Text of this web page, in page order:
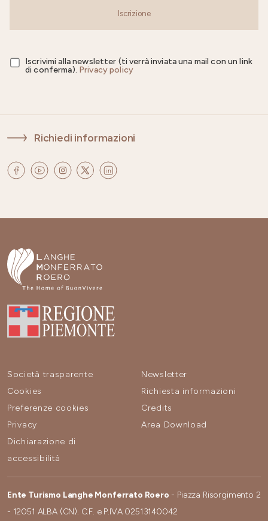
Iscrizione
Iscrivimi alla newsletter (ti verrà inviata una mail con un link
di conferma). Privacy policy
Richiedi informazioni
Società trasparente
Cookies
Preferenze cookies
Privacy
Dichiarazione di
accessibilità
Newsletter
Richiesta informazioni
Credits
Area Download
Ente Turismo Langhe Monferrato Roero - Piazza Risorgimento 2
- 12051 ALBA (CN). C.F. e P.IVA 02513140042